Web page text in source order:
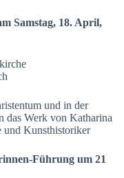
Samstag, 18. April,
und in der
das Werk von Katharina
und Kunsthistoriker
Führung um 21